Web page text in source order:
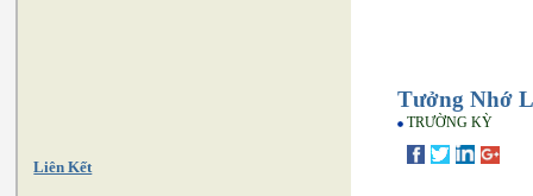
Liên Kết
Tưởng Nhớ
TRƯỜNG KỲ